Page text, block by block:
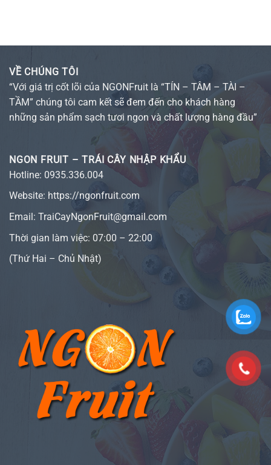
VỀ CHÚNG TÔI
“Với giá trị cốt lõi của NGONFruit là “TÍN – TÂM – TÀI –
TẦM” chúng tôi cam kết sẽ đem đến cho khách hàng
những sản phẩm sạch tươi ngon và chất lượng hàng đầu”
NGON FRUIT – TRÁI CÂY NHẬP KHẨU
Hotline: 0935.336.004
Website: https://ngonfruit.com
Email: TraiCayNgonFruit@gmail.com
Thời gian làm việc: 07:00 – 22:00
(Thứ Hai – Chủ Nhật)